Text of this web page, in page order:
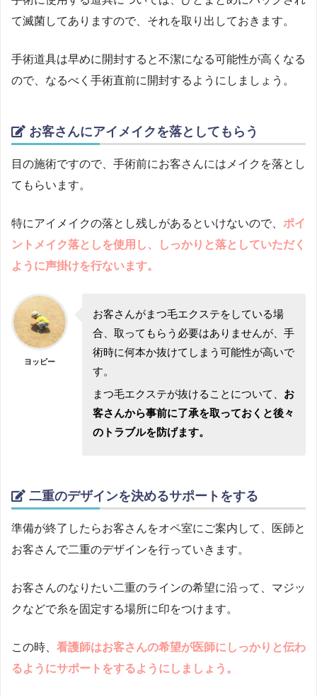
て滅菌してありますので、それを取り出しておきます。
手術道具は早めに開封すると不潔になる可能性が高くなる
ので、なるべく手術直前に開封するようにしましょう。
お客さんにアイメイクを落としてもらう
目の施術ですので、手術前にお客さんにはメイクを落とし
てもらいます。
特にアイメイクの落とし残しがあるといけないので、 ポイ
ントメイク落としを使用し、しっかりと落としていただく
ように声掛けを行ないます。
ヨッピー
お客さんがまつ毛エクステをしている場
合、取ってもらう必要はありませんが、手
術時に何本か抜けてしまう可能性が高いで
す。
まつ毛エクステが抜けることについて、 お
客さんから事前に了承を取っておくと後々
のトラブルを防げます。
二重のデザインを決めるサポートをする
準備が終了したらお客さんをオペ室にご案内して、医師と
お客さんで二重のデザインを行っていきます。
お客さんのなりたい二重のラインの希望に沿って、マジッ
クなどで糸を固定する場所に印をつけます。
この時、 看護師はお客さんの希望が医師にしっかりと伝わ
るようにサポートをするようにしましょう。